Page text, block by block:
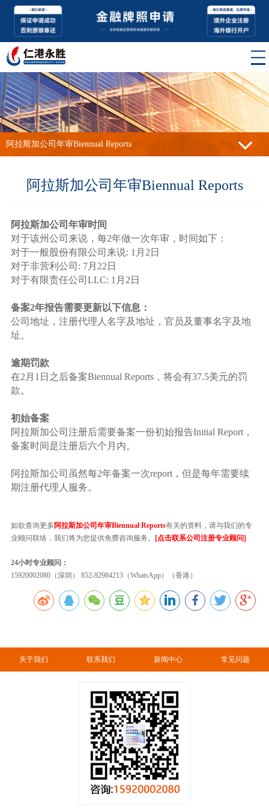
阿拉斯加公司年审Biennual Reports
阿拉斯加公司年审Biennual Reports
阿拉斯加公司年审时间
对于该州公司来说，每2年做一次年审，时间如下：
对于一般股份有限公司来说: 1月2日
对于非营利公司: 7月22日
对于有限责任公司LLC: 1月2日
备案2年报告需要更新以下信息：
公司地址，注册代理人名字及地址，官员及董事名字及地
址。
逾期罚款
在2月1日之后备案Biennual Reports，将会有37.5美元的罚
款。
初始备案
阿拉斯加公司注册后需要备案一份初始报告Initial Report，
备案时间是注册后六个月内。
阿拉斯加公司虽然每2年备案一次report，但是每年需要续
期注册代理人服务。
如欲查询更多阿拉斯加公司年审Biennual Reports有关的资料，请与我们的专
业顾问联络，我们将为您提供免费咨询服务。 [点击联系公司注册专业顾问]
24小时专业顾问：
15920002080（深圳） 852-92984213（WhatsApp）（香港）
关于我们 联系我们 新闻中心 常见问题